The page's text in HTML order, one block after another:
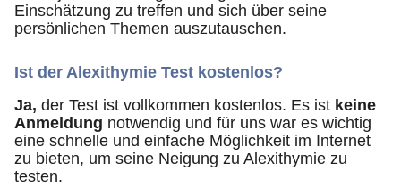
Einschätzung zu treffen und sich über seine
persönlichen Themen auszutauschen.
Ist der Alexithymie Test kostenlos?
Ja, der Test ist vollkommen kostenlos. Es ist keine
Anmeldung notwendig und für uns war es wichtig
eine schnelle und einfache Möglichkeit im Internet
zu bieten, um seine Neigung zu Alexithymie zu
testen.